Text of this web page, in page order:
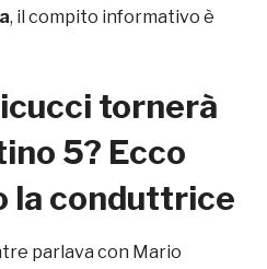
, il compito informativo è
tornerà
5? Ecco
la conduttrice
parlava con Mario